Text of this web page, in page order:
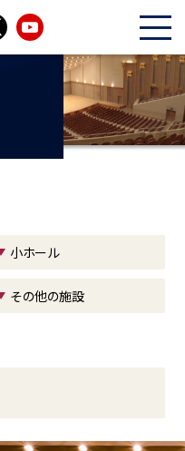
小ホール
その他の施設